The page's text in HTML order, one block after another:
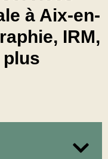
à Aix-en-
IRM,